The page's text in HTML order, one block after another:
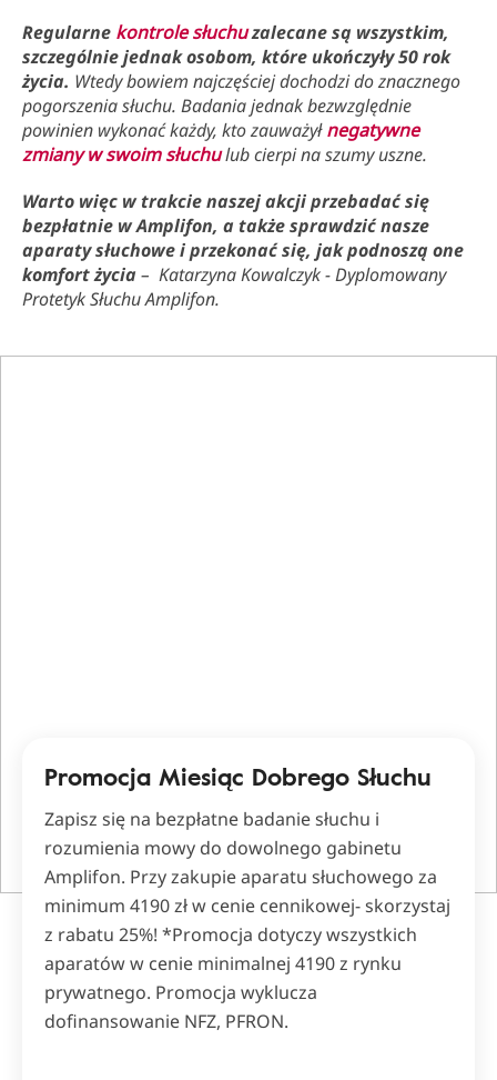
Regularne kontrole słuchuzalecane są wszystkim,
szczególnie jednak osobom, które ukończyły 50 rok
życia. Wtedy bowiem najczęściej dochodzi do znacznego
pogorszenia słuchu. Badania jednak bezwzględnie
powinien wykonać każdy, kto zauważyłnegatywne
zmiany w swoim słuchulub cierpi na szumy uszne.
Warto więc w trakcie naszej akcji przebadać się
bezpłatnie w Amplifon, a także sprawdzić nasze
aparaty słuchowe i przekonać się, jak podnoszą one
komfort życia – Katarzyna Kowalczyk - Dyplomowany
Protetyk Słuchu Amplifon.
Promocja Miesiąc Dobrego Słuchu
Zapisz się na bezpłatne badanie słuchu i
rozumienia mowy do dowolnego gabinetu
Amplifon. Przy zakupie aparatu słuchowego za
minimum 4190 zł w cenie cennikowej- skorzystaj
z rabatu 25%! *Promocja dotyczy wszystkich
aparatów w cenie minimalnej 4190 z rynku
prywatnego. Promocja wyklucza
dofinansowanie NFZ, PFRON.